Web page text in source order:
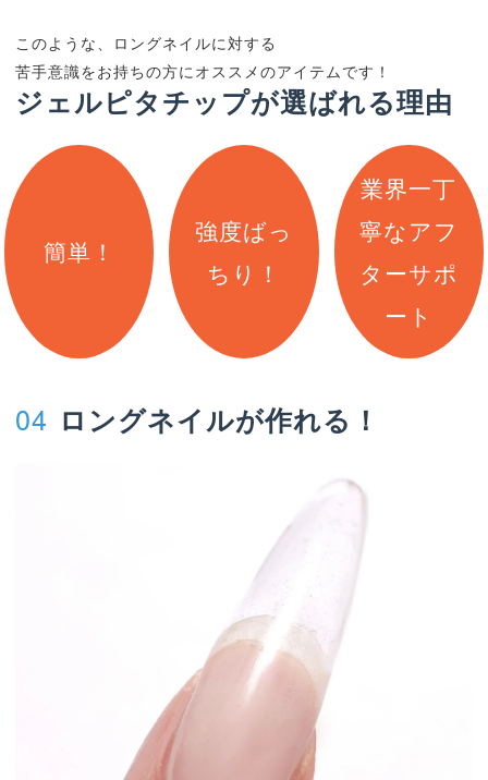
このような、ロングネイルに対する
苦手意識をお持ちの方にオススメのアイテムです！
ジェルピタチップが選ばれる理由
簡単！
強度ばっ
ちり！
業界一丁
寧なアフ
ターサポ
ート
04 ロングネイルが作れる！